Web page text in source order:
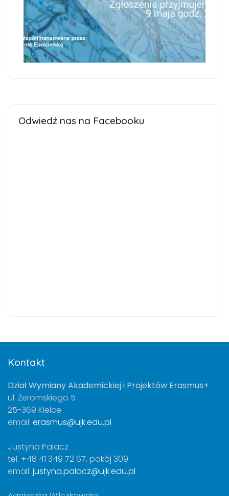
Odwiedź nas na Facebooku
Kontakt
Dział Wymiany Akademickiej i Projektów Erasmus+
ul. Żeromskiego 5
25-369 Kielce
email: erasmus@ujk.edu.pl
Justyna Palacz
tel. +48 41 349 72 67, pokój 309
email: justyna.palacz@ujk.edu.pl